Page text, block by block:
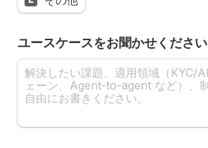
ユースケースをお聞かせください